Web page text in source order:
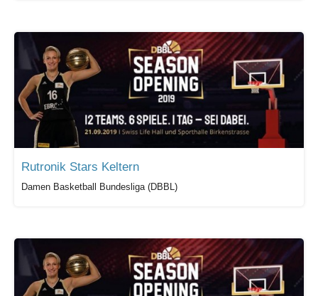
Rutronik Stars Keltern
Damen Basketball Bundesliga (DBBL)